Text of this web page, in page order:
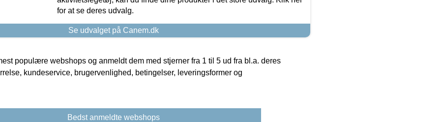
for at se deres udvalg.
Se udvalget på Canem.dk
populære webshops og anmeldt dem med stjerner fra 1 til 5 ud fra bl.a. deres
kundeservice, brugervenlighed, betingelser, leveringsformer og
Bedst anmeldte webshops